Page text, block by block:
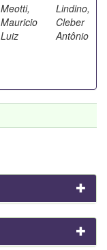
Meotti,
Mauricio
Luiz
Lindino,
Cleber
Antônio